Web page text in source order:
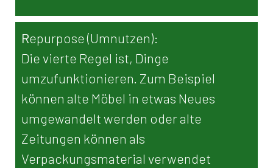
Repurpose (Umnutzen):
Die vierte Regel ist, Dinge
umzufunktionieren. Zum Beispiel
können alte Möbel in etwas Neues
umgewandelt werden oder alte
Zeitungen können als
Verpackungsmaterial verwendet